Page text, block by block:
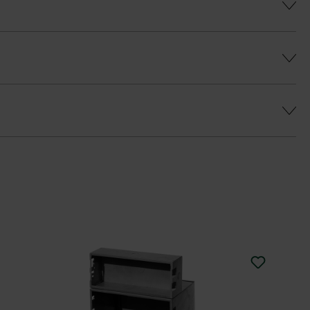
nuancierten Zaunstein die Abdeckplatte
DP30 (Mitlieferung gegen Aufpreis
gleichmäßiges Farbenspiel zu erhalten